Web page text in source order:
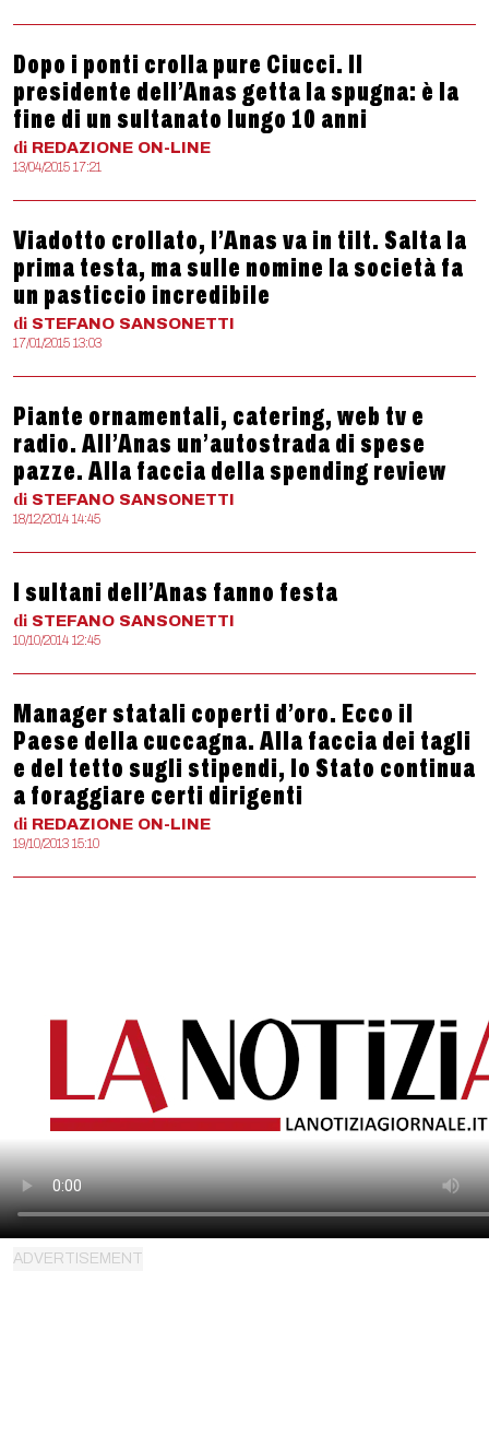
Dopo i ponti crolla pure Ciucci. Il
presidente dell’Anas getta la spugna: è la
fine di un sultanato lungo 10 anni
di REDAZIONE ON-LINE
13/04/2015 17:21
Viadotto crollato, l’Anas va in tilt. Salta la
prima testa, ma sulle nomine la società fa
un pasticcio incredibile
di STEFANO SANSONETTI
17/01/2015 13:03
Piante ornamentali, catering, web tv e
radio. All’Anas un’autostrada di spese
pazze. Alla faccia della spending review
di STEFANO SANSONETTI
18/12/2014 14:45
I sultani dell’Anas fanno festa
di STEFANO SANSONETTI
10/10/2014 12:45
Manager statali coperti d’oro. Ecco il
Paese della cuccagna. Alla faccia dei tagli
e del tetto sugli stipendi, lo Stato continua
a foraggiare certi dirigenti
di REDAZIONE ON-LINE
19/10/2013 15:10